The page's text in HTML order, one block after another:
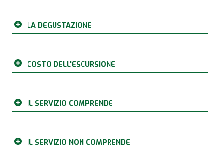
LA DEGUSTAZIONE
COSTO DELL'ESCURSIONE
IL SERVIZIO COMPRENDE
IL SERVIZIO NON COMPRENDE